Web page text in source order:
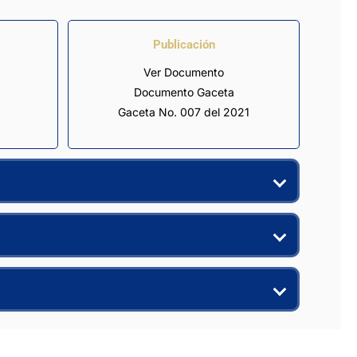
Publicación
Ver Documento
Documento Gaceta
Gaceta No. 007 del 2021